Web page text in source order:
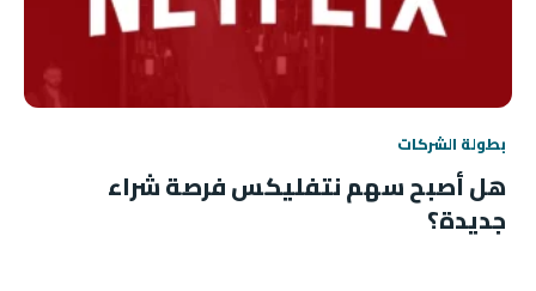
بطولة الشركات
هل أصبح سهم نتفليكس فرصة شراء
جديدة؟